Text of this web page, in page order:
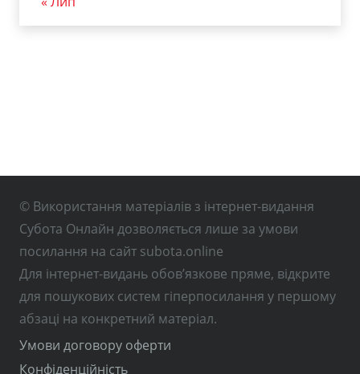
© Використання матеріалів з інтернет-видання
Субота Онлайн дозволяється лише за умови
посилання на сайт subota.online
Для інтернет-видань обов’язкове пряме, відкрите
для пошукових систем гіперпосилання у першому
абзаці на конкретний матеріал.
Умови договору оферти
Конфіденційність